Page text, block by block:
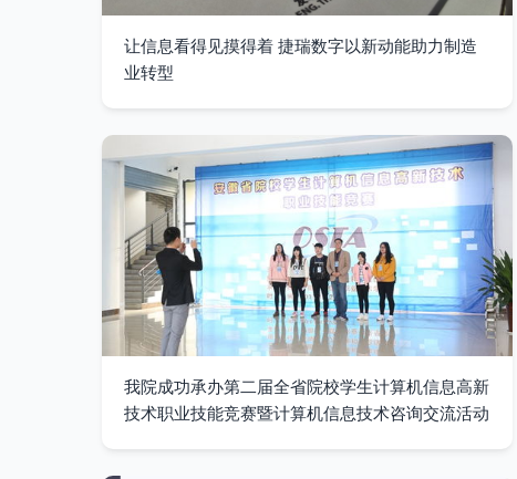
让信息看得见摸得着 捷瑞数字以新动能助力制造
业转型
我院成功承办第二届全省院校学生计算机信息高新
技术职业技能竞赛暨计算机信息技术咨询交流活动